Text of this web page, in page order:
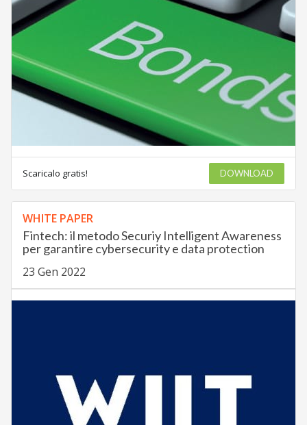
Scaricalo gratis! DOWNLOAD
WHITE PAPER
Fintech: il metodo Securiy Intelligent Awareness
per garantire cybersecurity e data protection
23 Gen 2022